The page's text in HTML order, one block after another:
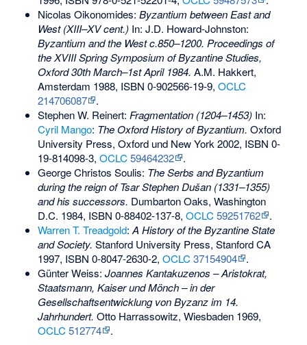
Nicolas Oikonomides: Byzantium between East and
West (XIII–XV cent.)In: J.D. Howard-Johnston:
Byzantium and the West c.850–1200. Proceedings of
the XVIII Spring Symposium of Byzantine Studies,
Oxford 30th March–1st April 1984. A.M. Hakkert,
Amsterdam 1988, ISBN 0-902566-19-9, OCLC
214706087
.
Stephen W. Reinert: Fragmentation (1204–1453)In:
Cyril Mango: The Oxford History of Byzantium. Oxford
University Press, Oxford und New York 2002, ISBN 0-
19-814098-3, OCLC 59464232
.
George Christos Soulis: The Serbs and Byzantium
during the reign of Tsar Stephen Dušan (1331–1355)
and his successors. Dumbarton Oaks, Washington
D.C. 1984, ISBN 0-88402-137-8, OCLC 59251762
.
Warren T. Treadgold: A History of the Byzantine State
and Society. Stanford University Press, Stanford CA
1997, ISBN 0-8047-2630-2, OCLC 37154904
.
Günter Weiss: Joannes Kantakuzenos – Aristokrat,
Staatsmann, Kaiser und Mönch – in der
Gesellschaftsentwicklung von Byzanz im 14.
Jahrhundert. Otto Harrassowitz, Wiesbaden 1969,
OCLC 512774 .